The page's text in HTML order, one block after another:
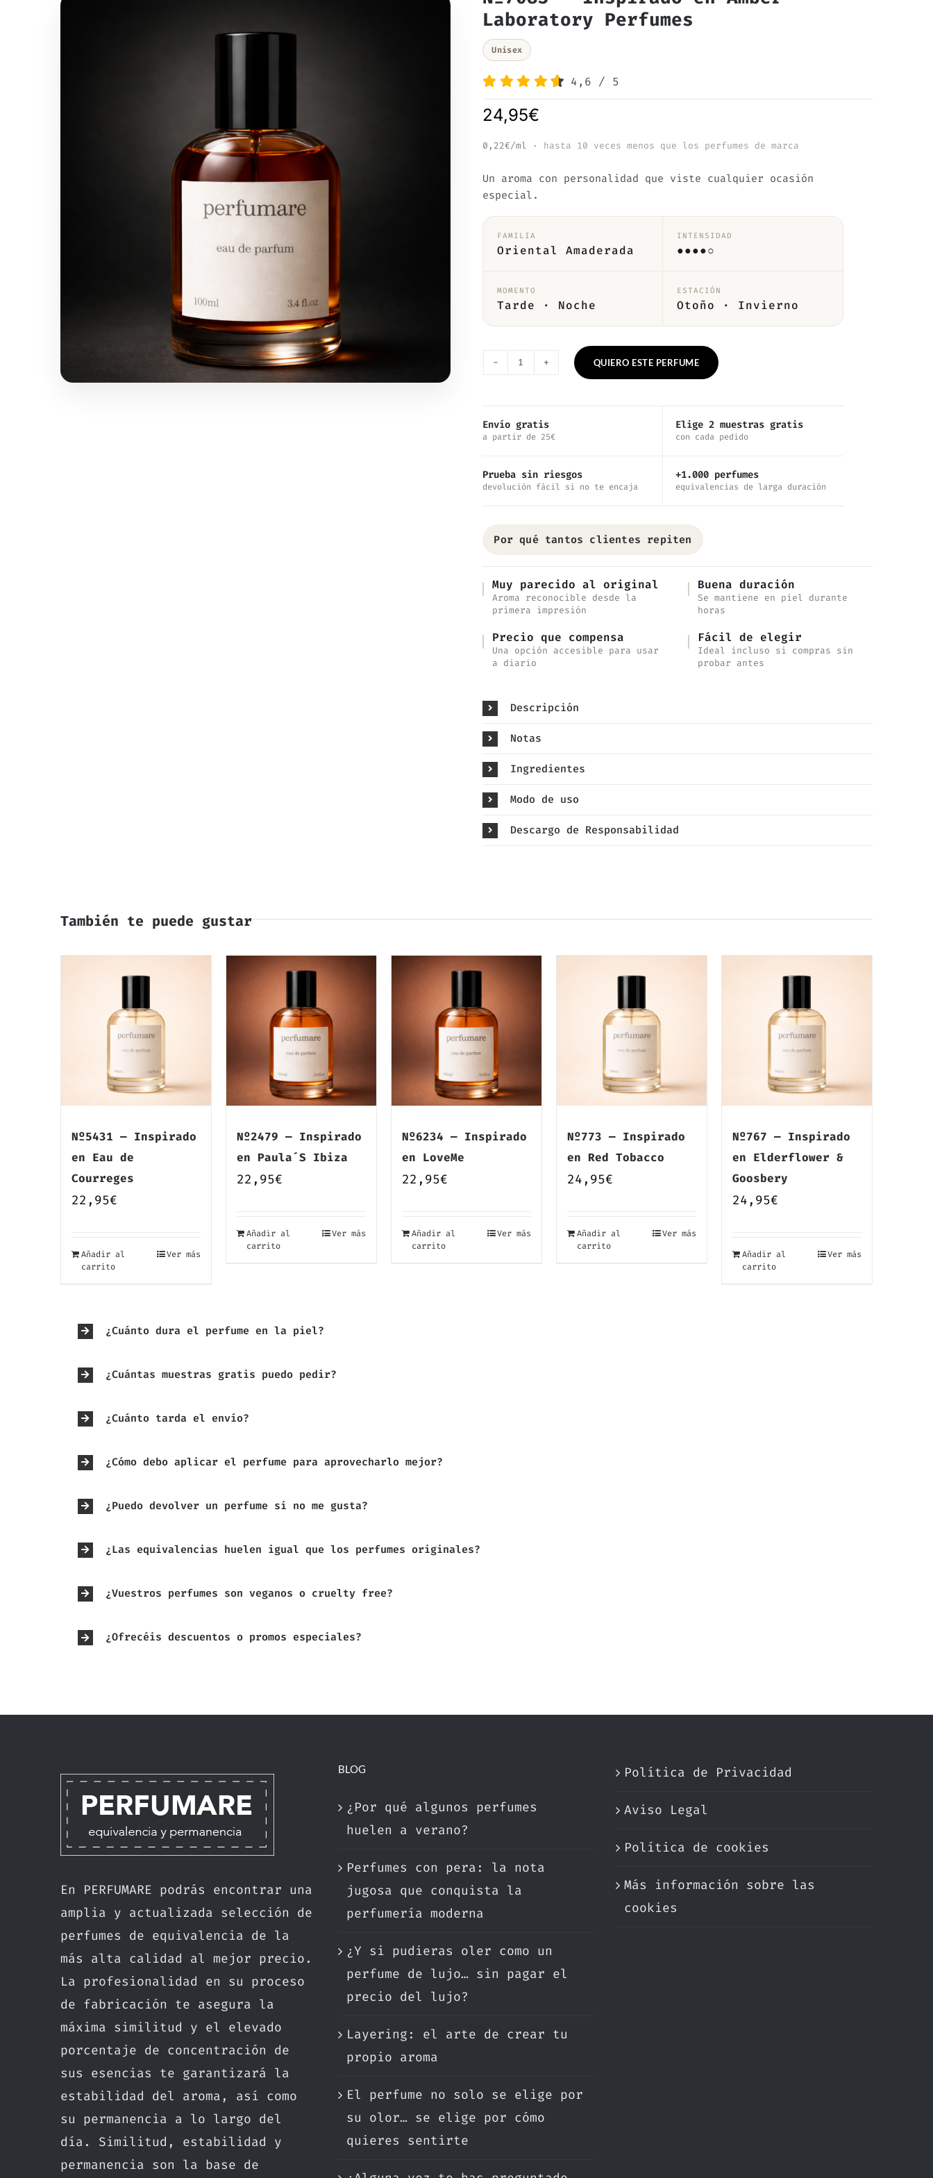
Laboratory Perfumes
Unisex
4,6 / 5
24,95€
0,22€/ml · hasta 10 veces menos que los perfumes de marca
Un aroma con personalidad que viste cualquier ocasión
especial.
FAMILIA
Oriental Amaderada
INTENSIDAD
●●●●○
MOMENTO
Tarde · Noche
ESTACIÓN
Otoño · Invierno
Inspirado
en
Laboratory
Perfumes
cantidad
QUIERO ESTE PERFUME
Envío gratis
a partir de 25€
Elige 2 muestras gratis
con cada pedido
Prueba sin riesgos
devolución fácil si no te encaja
+1.000 perfumes
equivalencias de larga duración
Por qué tantos clientes repiten
Muy parecido al original
Aroma reconocible desde la
primera impresión
Buena duración
Se mantiene en piel durante
horas
Precio que compensa
Una opción accesible para usar
a diario
Fácil de elegir
Ideal incluso si compras sin
probar antes
Descripción
Notas
Ingredientes
Modo de uso
Descargo de Responsabilidad
También te puede gustar
Nº5431 — Inspirado
en Eau de
Courreges
22,95€
Añadir al
carrito
Ver más
Nº2479 — Inspirado
en Paula´S Ibiza
22,95€
Añadir al
carrito
Ver más
Nº6234 — Inspirado
en LoveMe
22,95€
Añadir al
carrito
Ver más
Nº773 — Inspirado
en Red Tobacco
24,95€
Añadir al
carrito
Ver más
Nº767 — Inspirado
en Elderflower &
Goosbery
24,95€
Añadir al
carrito
Ver más
¿Cuánto dura el perfume en la piel?
¿Cuántas muestras gratis puedo pedir?
¿Cuánto tarda el envío?
¿Cómo debo aplicar el perfume para aprovecharlo mejor?
¿Puedo devolver un perfume si no me gusta?
¿Las equivalencias huelen igual que los perfumes originales?
¿Vuestros perfumes son veganos o cruelty free?
¿Ofrecéis descuentos o promos especiales?
En PERFUMARE podrás encontrar una
amplia y actualizada selección de
perfumes de equivalencia de la
más alta calidad al mejor precio.
La profesionalidad en su proceso
de fabricación te asegura la
máxima similitud y el elevado
porcentaje de concentración de
sus esencias te garantizará la
estabilidad del aroma, así como
su permanencia a lo largo del
día. Similitud, estabilidad y
permanencia son la base de
BLOG
¿Por qué algunos perfumes
huelen a verano?
Perfumes con pera: la nota
jugosa que conquista la
perfumería moderna
¿Y si pudieras oler como un
perfume de lujo… sin pagar el
precio del lujo?
Layering: el arte de crear tu
propio aroma
El perfume no solo se elige por
su olor… se elige por cómo
quieres sentirte
Política de Privacidad
Aviso Legal
Política de cookies
Más información sobre las
cookies